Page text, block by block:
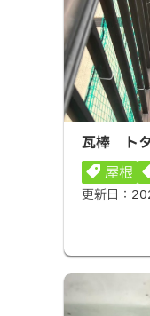
瓦棒 トタ
瓦棒 ト
屋根
更新日：